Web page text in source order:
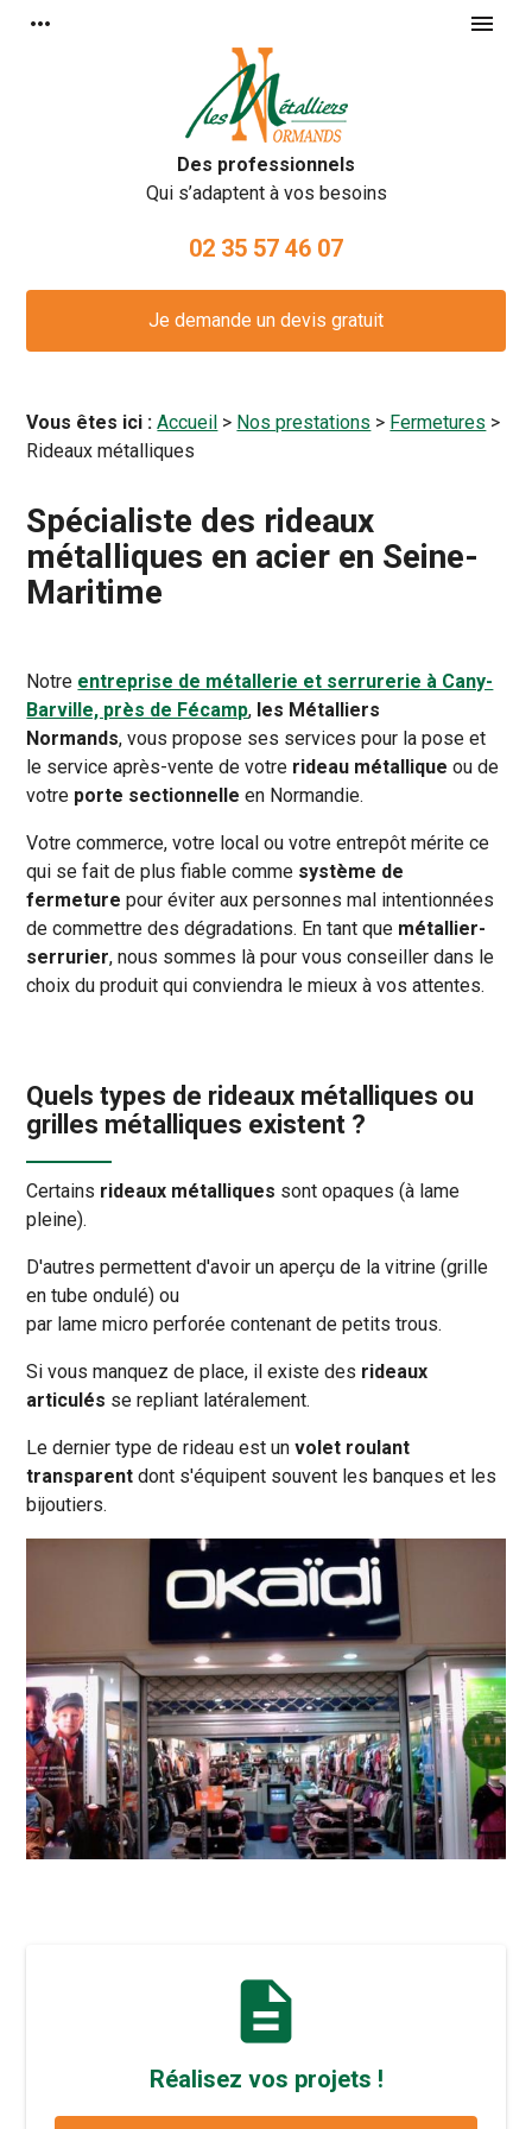
more_horiz menu
Des professionnels
Qui s’adaptent à vos besoins
02 35 57 46 07
Je demande un devis gratuit
Vous êtes ici : Accueil > Nos prestations > Fermetures >
Rideaux métalliques
Spécialiste des rideaux
métalliques en acier en Seine-
Maritime
Notre entreprise de métallerie et serrurerie à Cany-
Barville, près de Fécamp, les Métalliers
Normands, vous propose ses services pour la pose et
le service après-vente de votre rideau métallique ou de
votre porte sectionnelle en Normandie.
Votre commerce, votre local ou votre entrepôt mérite ce
qui se fait de plus fiable comme système de
fermeturepour éviter aux personnes mal intentionnées
de commettre des dégradations. En tant que métallier-
serrurier, nous sommes là pour vous conseiller dans le
choix du produit qui conviendra le mieux à vos attentes.
Quels types de rideaux métalliques ou
grilles métalliques existent ?
Certains rideaux métalliques sont opaques (à lame
pleine).
D'autres permettent d'avoir un aperçu de la vitrine (grille
en tube ondulé) ou
par lame micro perforée contenant de petits trous.
Si vous manquez de place, il existe des rideaux
articulés se repliant latéralement.
Le dernier type de rideau est unvolet roulant
transparent dont s'équipent souvent les banques et les
bijoutiers.
description
Réalisez vos projets !